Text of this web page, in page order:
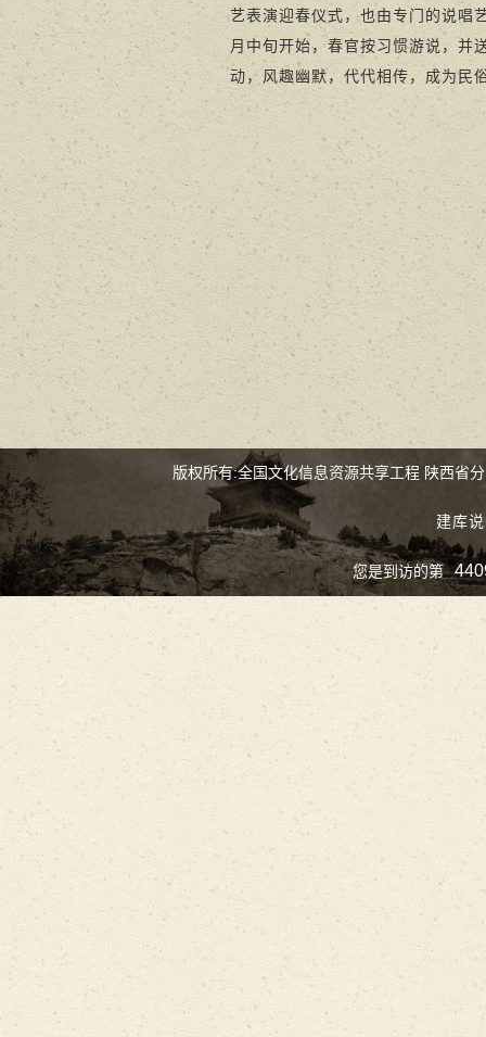
艺表演迎春仪式，也由专门的说唱
月中旬开始，春官按习惯游说，并
动，风趣幽默，代代相传，成为民
版权所有:全国文化信息资源共享工程 陕西省
建库
您是到访的第